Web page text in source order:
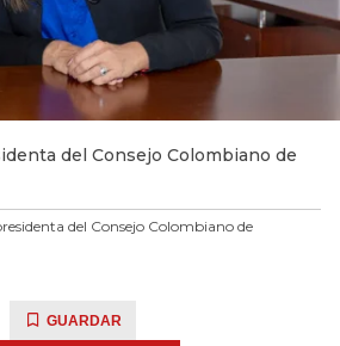
del Consejo Colombiano de
del Consejo Colombiano de
GUARDAR